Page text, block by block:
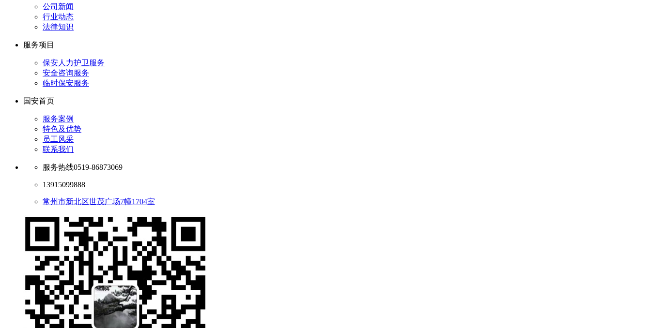
公司新闻
行业动态
法律知识
服务项目
保安人力护卫服务
安全咨询服务
临时保安服务
国安首页
服务案例
特色及优势
员工风采
联系我们
服务热线0519-86873069
13915099888
常州市新北区世茂广场7幢1704室